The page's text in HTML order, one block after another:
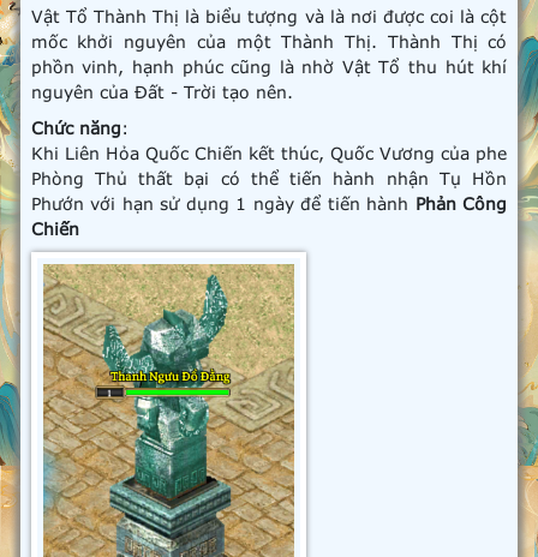
Vật Tổ Thành Thị là biểu tượng và là nơi được coi là cột
mốc khởi nguyên của một Thành Thị. Thành Thị có
phồn vinh, hạnh phúc cũng là nhờ Vật Tổ thu hút khí
nguyên của Đất - Trời tạo nên.
Chức năng:
Khi Liên Hỏa Quốc Chiến kết thúc, Quốc Vương của phe
Phòng Thủ thất bại có thể tiến hành nhận Tụ Hồn
Phướn với hạn sử dụng 1 ngày để tiến hành Phản Công
Chiến